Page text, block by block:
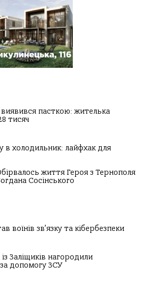
виявився пасткою: жителька
тисяч
в холодильник: лайфхак для
життя Героя з Тернополя
Сосінського
воїнів зв’язку та кібербезпеки
Заліщиків нагородили
допомогу ЗСУ